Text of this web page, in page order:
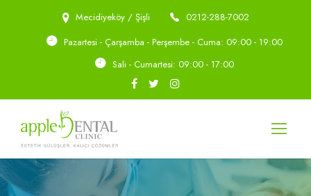
Mecidiyeköy / Şişli
0212-288-7002
Pazartesi - Çarşamba - Perşembe - Cuma: 09:00 - 19:00
Salı - Cumartesi: 09:00 - 17:00